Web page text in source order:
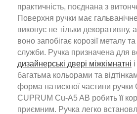
практичність, поєднана з
Поверхня ручки має
виконує не тільки декоративну,
воно запобігає корозії металу
служби. Ручка призначена для
дизайнерські двері міжкімнатні
багатьма кольорами та
форма натискної частини ручки
CUPRUM Cu-A5 AB робить її
приємним. Ручка легко